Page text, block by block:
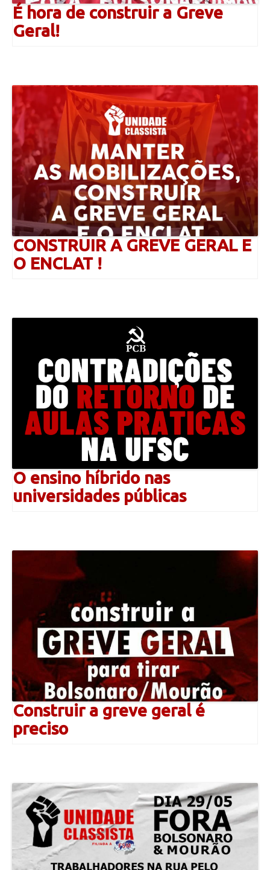
É hora de construir a Greve
Geral!
CONSTRUIR A GREVE GERAL E
O ENCLAT !
O ensino híbrido nas
universidades públicas
Construir a greve geral é
preciso